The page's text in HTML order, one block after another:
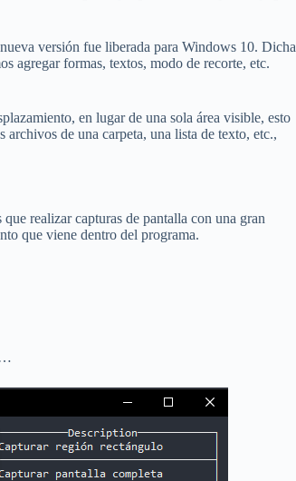
versión fue liberada para Windows 10. Dicha
agregar formas, textos, modo de recorte, etc.
en lugar de una sola área visible, esto
de una carpeta, una lista de texto, etc.,
realizar capturas de pantalla con una gran
que viene dentro del programa.